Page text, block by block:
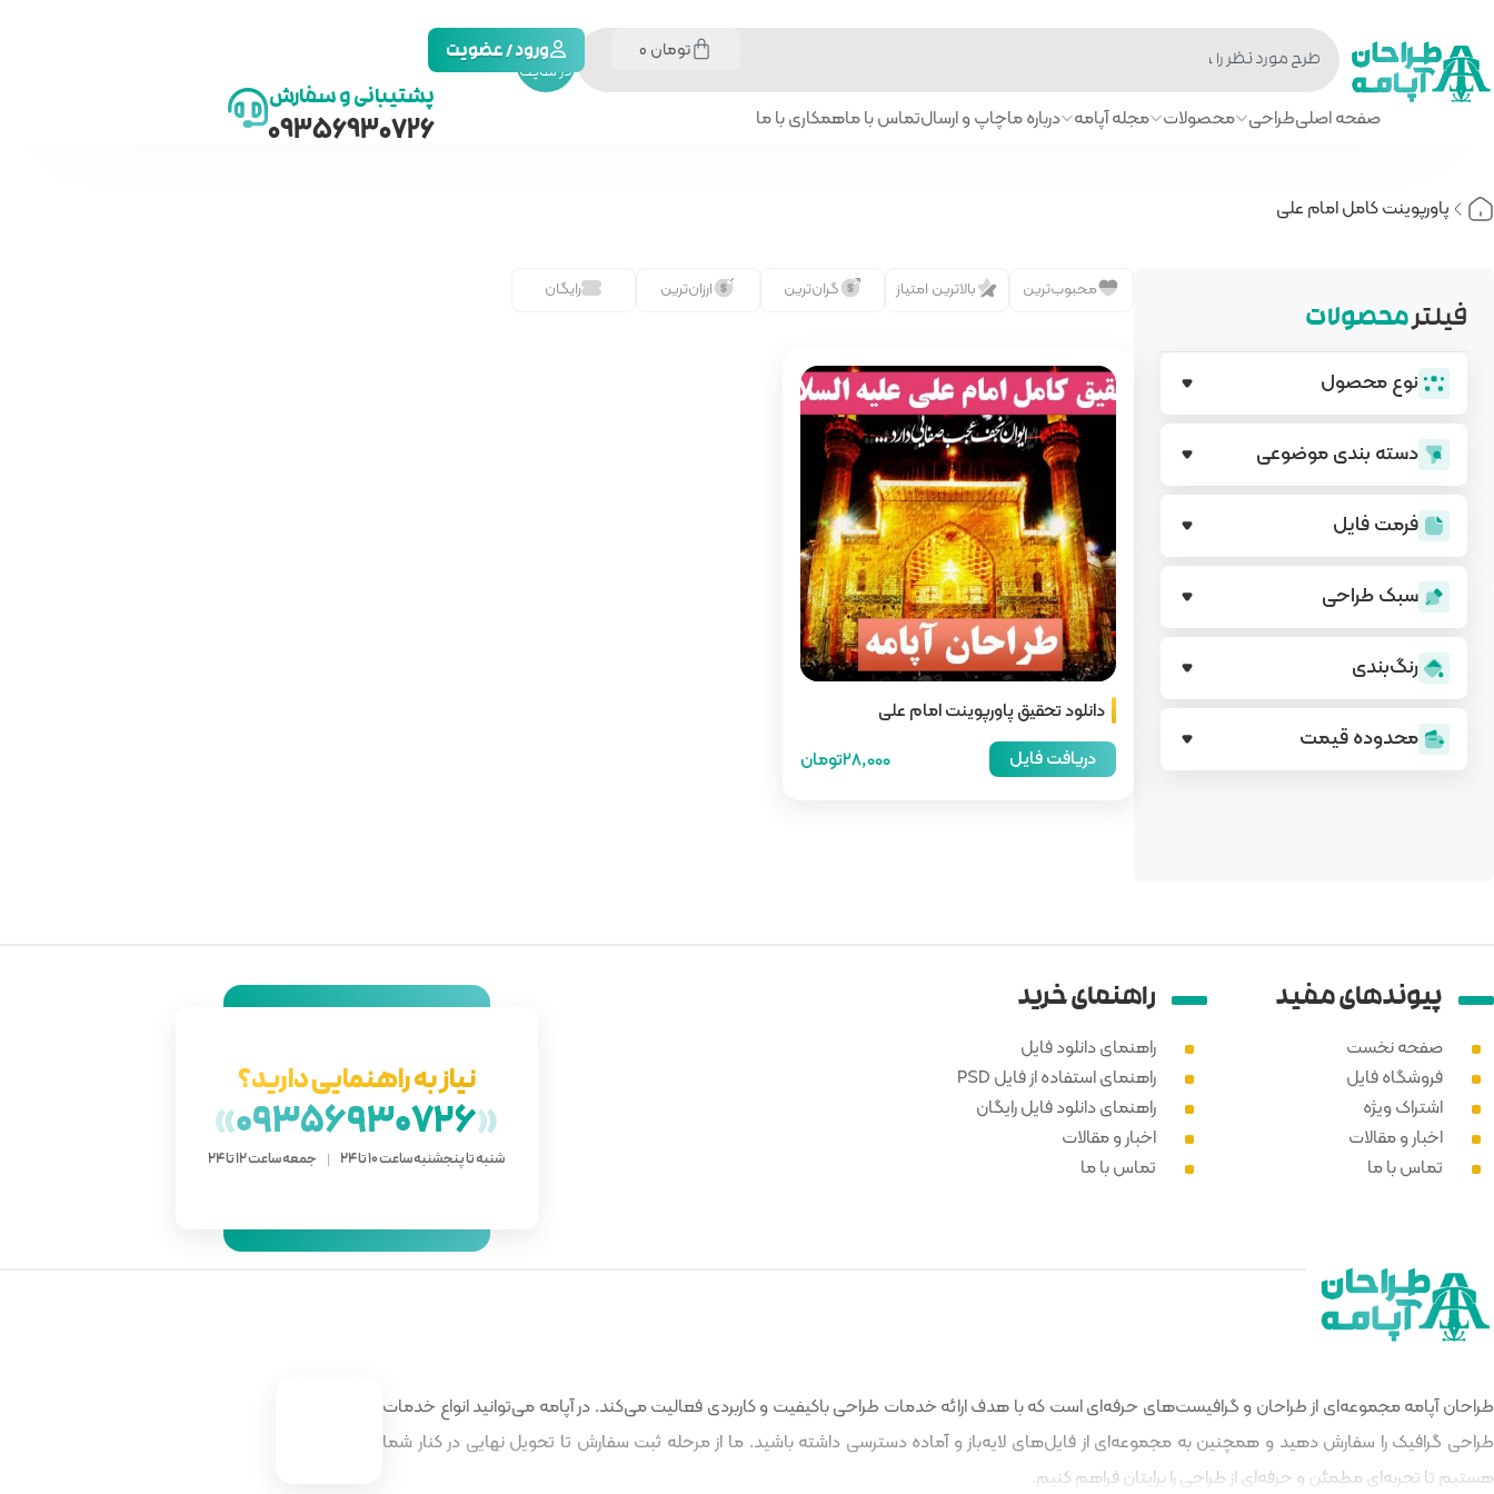
جستجو
در سایت
تومان ورود / عضویت
صفحه اصلیطراحی محصولات مجله آپامه درباره ماچاپ و ارسالتماس با ماهمکاری با ما
پشتیبانی و سفارش
09356930726
پاورپوینت کامل امام علی
فیلترمحصولات
نوع محصول
دسته بندی‌ موضوعی
فرمت فایل
سبک طراحی
رنگ‌بندی
محدوده قیمت
محبوب‌ترین بالاترین امتیاز گران‌ترین ارزان‌ترین رایگان
دانلود تحقیق پاورپوینت امام علی
دریافت فایل
28,000تومان
پیوند‌های مفید
صفحه نخست
فروشگاه فایل
اشتراک ویژه
اخبار و مقالات
تماس با ما
راهنمای خرید
راهنمای دانلود فایل
راهنمای استفاده از فایل PSD
راهنمای دانلود فایل رایگان
اخبار و مقالات
تماس با ما
نیاز به راهنمایی دارید؟
«
09356930726
»
شنبه تا پنجشنبه ساعت 10 تا 24 جمعه ساعت 12 تا 24
طراحان آپامه مجموعه‌ای از طراحان و گرافیست‌های حرفه‌ای است که با هدف ارائه خدمات طراحی باکیفیت و کاربردی فعالیت می‌کند. در آپامه می‌توانید انواع خدمات
طراحی گرافیک را سفارش دهید و همچنین به مجموعه‌ای از فایل‌های لایه‌باز و آماده دسترسی داشته باشید. ما از مرحله ثبت سفارش تا تحویل نهایی در کنار شما
هستیم تا تجربه‌ای مطمئن و حرفه‌ای از طراحی را برایتان فراهم کنیم.